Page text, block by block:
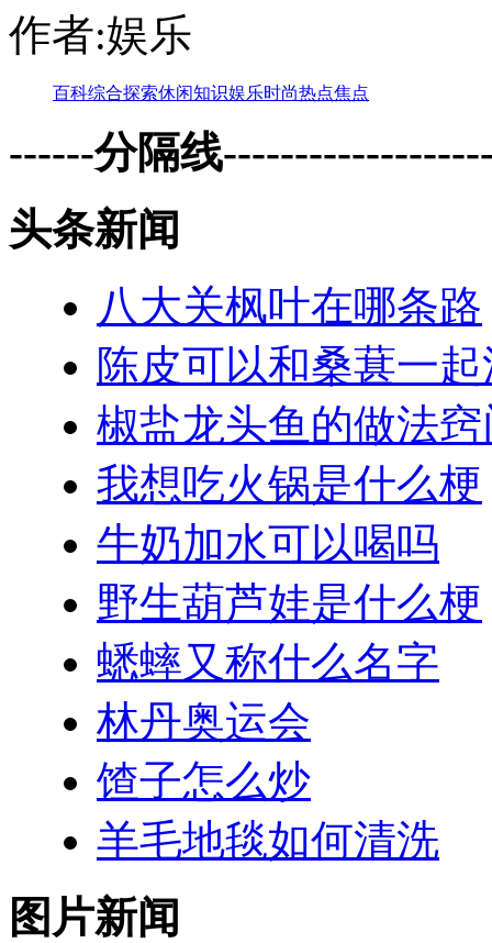
作者:娱乐
百科综合探索休闲知识娱乐时尚热点焦点
------分隔线
头条新闻
八大关枫叶在哪条路
陈皮可以和桑葚一
椒盐龙头鱼的做法窍
我想吃火锅是什么梗
牛奶加水可以喝吗
野生葫芦娃是什么梗
蟋蟀又称什么名字
林丹奥运会
馇子怎么炒
羊毛地毯如何清洗
图片新闻